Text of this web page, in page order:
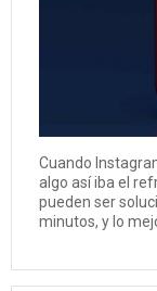
Cuando
algo así iba el
pueden ser
minutos, y lo